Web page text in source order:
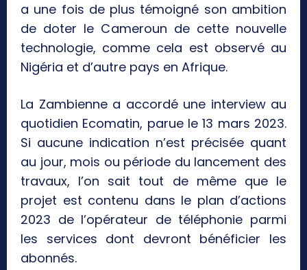
a une fois de plus témoigné son ambition
de doter le Cameroun de cette nouvelle
technologie, comme cela est observé au
Nigéria et d’autre pays en Afrique.
La Zambienne a accordé une interview au
quotidien Ecomatin, parue le 13 mars 2023.
Si aucune indication n’est précisée quant
au jour, mois ou période du lancement des
travaux, l’on sait tout de même que le
projet est contenu dans le plan d’actions
2023 de l’opérateur de téléphonie parmi
les services dont devront bénéficier les
abonnés.